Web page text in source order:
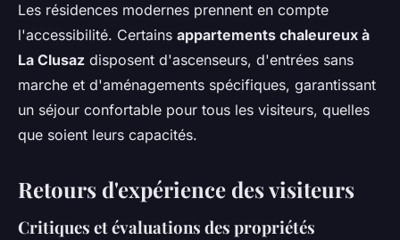
Les résidences modernes prennent en compte
l'accessibilité. Certains appartements chaleureux à
La Clusaz disposent d'ascenseurs, d'entrées sans
marche et d'aménagements spécifiques, garantissant
un séjour confortable pour tous les visiteurs, quelles
que soient leurs capacités.
Retours d'expérience des visiteurs
Critiques et évaluations des propriétés